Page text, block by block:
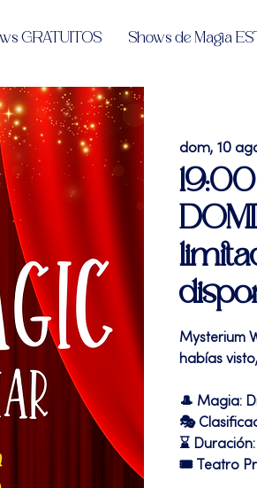
GRATUITOS Shows de Magia
dom, 10
Mysterium
habías
🎩 Magia:
🎭
⌛
🎟 Teatro